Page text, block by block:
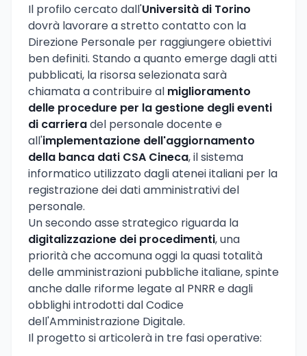
Il profilo cercato dall'Università di Torino
dovrà lavorare a stretto contatto con la
Direzione Personale per raggiungere obiettivi
ben definiti. Stando a quanto emerge dagli atti
pubblicati, la risorsa selezionata sarà
chiamata a contribuire al miglioramento
delle procedure per la gestione degli eventi
di carrieradel personale docente e
all'implementazione dell'aggiornamento
della banca dati CSA Cineca, il sistema
informatico utilizzato dagli atenei italiani per la
registrazione dei dati amministrativi del
personale.
Un secondo asse strategico riguarda la
digitalizzazione dei procedimenti, una
priorità che accomuna oggi la quasi totalità
delle amministrazioni pubbliche italiane, spinte
anche dalle riforme legate al PNRR e dagli
obblighi introdotti dal Codice
dell'Amministrazione Digitale.
Il progetto si articolerà in tre fasi operative: